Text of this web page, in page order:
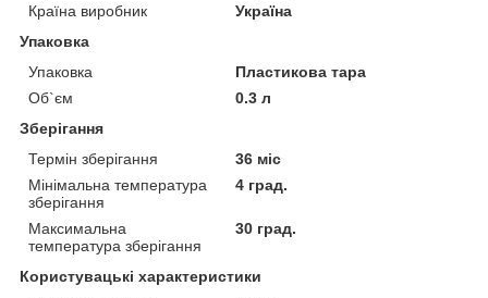
Країна виробник
Україна
Упаковка
Упаковка
Пластикова тара
Об`єм
0.3 л
Зберігання
Термін зберігання
36 міс
Мінімальна температура
зберігання
4 град.
Максимальна
температура зберігання
30 град.
Користувацькі характеристики